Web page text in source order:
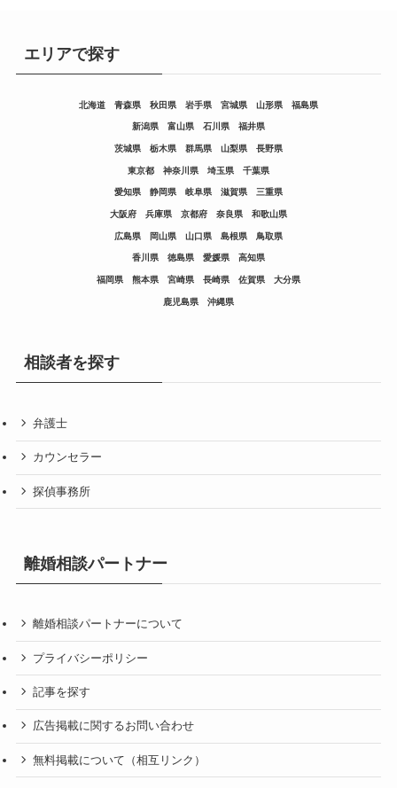
エリアで探す
北海道 青森県 秋田県 岩手県 宮城県 山形県 福島県
新潟県 富山県 石川県 福井県
茨城県 栃木県 群馬県 山梨県 長野県
東京都 神奈川県 埼玉県 千葉県
愛知県 静岡県 岐阜県 滋賀県 三重県
大阪府 兵庫県 京都府 奈良県 和歌山県
広島県 岡山県 山口県 島根県 鳥取県
香川県 徳島県 愛媛県 高知県
福岡県 熊本県 宮崎県 長崎県 佐賀県 大分県
鹿児島県 沖縄県
相談者を探す
弁護士
カウンセラー
探偵事務所
離婚相談パートナー
離婚相談パートナーについて
プライバシーポリシー
記事を探す
広告掲載に関するお問い合わせ
無料掲載について（相互リンク）